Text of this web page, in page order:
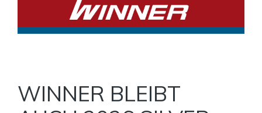
WINNER BLEIBT